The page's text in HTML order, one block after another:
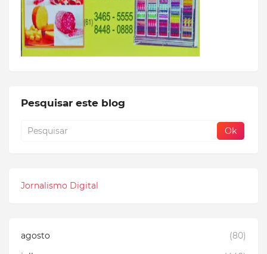
Pesquisar este blog
Jornalismo Digital
agosto
(80)